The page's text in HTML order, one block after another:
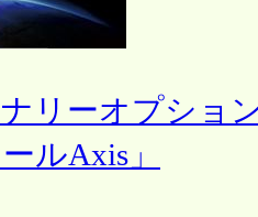
リーオプショ
ルAxis」